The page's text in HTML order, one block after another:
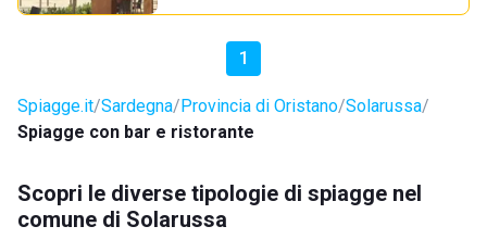
1
Spiagge.it Sardegna Provincia di Oristano Solarussa
Spiagge con bar e ristorante
Scopri le diverse tipologie di spiagge nel
comune di Solarussa